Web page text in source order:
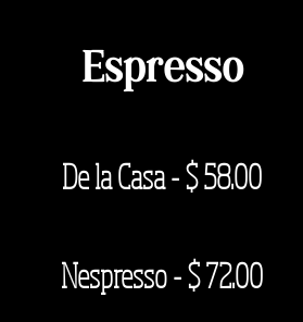
Espresso
De la Casa - $58.00
Nespresso - $ 72.00